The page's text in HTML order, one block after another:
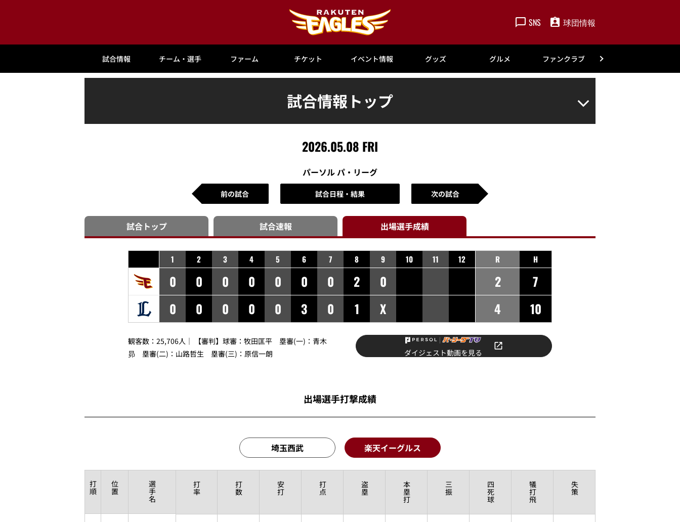
SNS 球団情報
試合情報 チーム・選手 ファーム チケット イベント情報 グッズ グルメ ファンクラブ
試合情報トップ
2026.05.08 FRI
パーソル パ・リーグ
前の試合 試合日程・結果 次の試合
試合トップ 試合速報 出場選手成績
1 2 3 4 5 6 7 8 9 10 11 12
0 0 0 0 0 0 0 2
0
0
0 0 0 0 3 0 1 X
R H
2
7
4
10
観客数：25,706人｜ 【審判】球審： 牧田匡平 塁審(一)： 青木
昴 塁審(二)： 山路哲生 塁審(三)： 原信一朗 ダイジェスト動画を見る
出場選手打撃成績
埼玉西武 楽天イーグルス
打
順
位
置
選
手
名
打
率
打
数
安
打
打
点
盗
塁
本
塁
打
三
振
四
死
球
犠
打
飛
失
策